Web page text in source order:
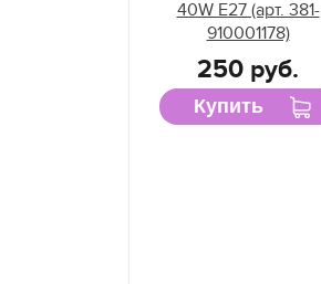
40W E27 (арт. 381-
910001178)
250 руб.
Купить